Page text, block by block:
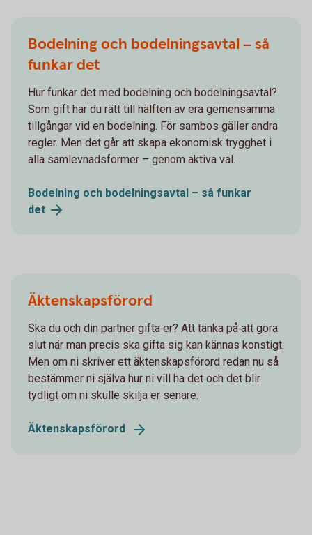
Bodelning och bodelningsavtal – så
funkar det
Hur funkar det med bodelning och bodelningsavtal?
Som gift har du rätt till hälften av era gemensamma
tillgångar vid en bodelning. För sambos gäller andra
regler. Men det går att skapa ekonomisk trygghet i
alla samlevnadsformer – genom aktiva val.
Bodelning och bodelningsavtal – så funkar
det
Äktenskapsförord
Ska du och din partner gifta er? Att tänka på att göra
slut när man precis ska gifta sig kan kännas konstigt.
Men om ni skriver ett äktenskapsförord redan nu så
bestämmer ni själva hur ni vill ha det och det blir
tydligt om ni skulle skilja er senare.
Äktenskapsförord